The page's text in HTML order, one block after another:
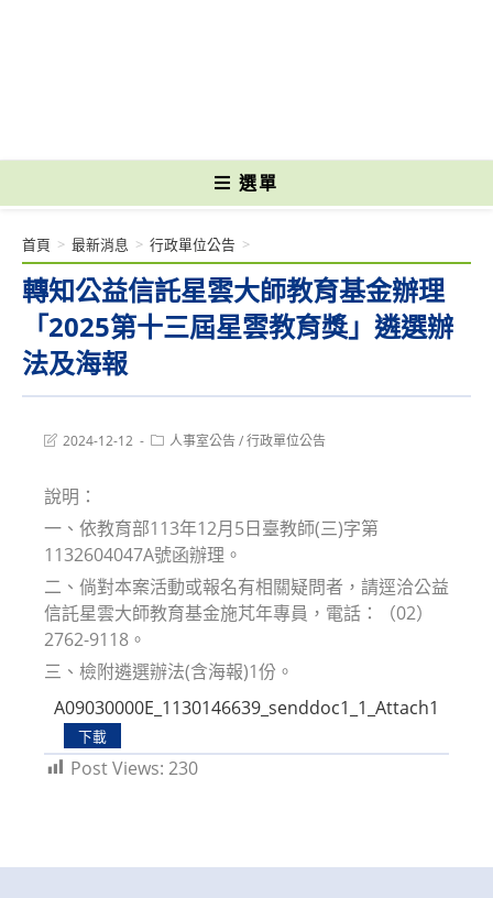
選單
轉知公益信託星雲大師教育基金辦理
「2025第十三屆星雲教育獎」遴選辦
法及海報
首頁 > 最新消息 > 行政單位公告 >
Post2024-12-12
Post人事室公告/行政單位公告
說明：
一、依教育部113年12月5日臺教師(三)字第
1132604047A號函辦理。
二、倘對本案活動或報名有相關疑問者，請逕洽公益
信託星雲大師教育基金施芃年專員，電話：（02）
2762-9118。
三、檢附遴選辦法(含海報)1份。
A09030000E_1130146639_senddoc1_1_Attach1
下載
Post Views: 230